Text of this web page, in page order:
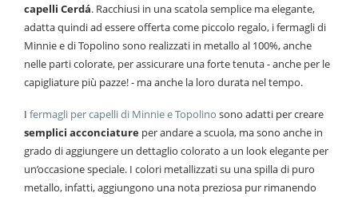
capelli Cerdá. Racchiusi in una scatola semplice ma elegante,
adatta quindi ad essere offerta come piccolo regalo, i fermagli di
Minnie e di Topolino sono realizzati in metallo al 100%, anche
nelle parti colorate, per assicurare una forte tenuta - anche per le
capigliature più pazze! - ma anche la loro durata nel tempo.
I fermagli per capelli di Minnie e Topolino sono adatti per creare
semplici acconciature per andare a scuola, ma sono anche in
grado di aggiungere un dettaglio colorato a un look elegante per
un’occasione speciale. I colori metallizzati su una spilla di puro
metallo, infatti, aggiungono una nota preziosa pur rimanendo